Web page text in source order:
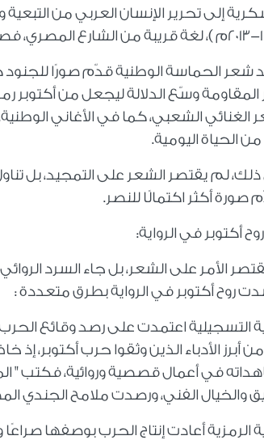
إلى تحرير الإنسان العربي من
شعر الحماسة الوطنية قدّم صورًا للجنود
وسّع الدلالة ليجعل من أكتوبر
الغنائي الشعبي، كما في الأغاني
الحياة اليومية.
لم يقتصر الشعر على التمجيد، بل
صورة أكثر اكتمالًا للنصر.
روح أكتوبر في الرواية:
الأمر على الشعر، بل جاء السرد
روح أكتوبر في الرواية بطرق متعددة :
أبرز الأدباء الذين وثقوا حرب
في أعمال قصصية وروائية، فكتب "
والخيال الفني، ورصدت ملامح الجندي
الرمزية أعادت إنتاج الحرب بوصفها